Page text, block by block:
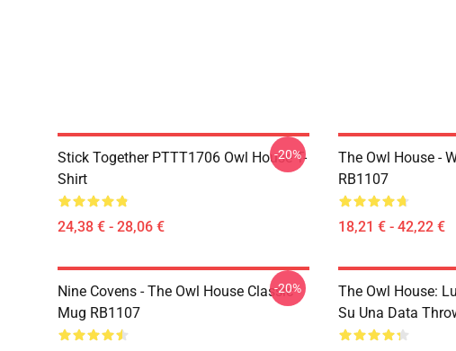
Stick Together PTTT1706 Owl House T-
Shirt
24,38 € - 28,06 €
-20%
The Owl House -
RB1107
18,21 € - 42,22 €
Nine Covens - The Owl House Classic
Mug RB1107
-20%
The Owl House:
Su Una Data